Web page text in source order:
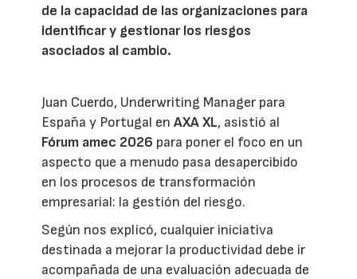
de la capacidad de las organizaciones para
identificar y gestionar los riesgos
asociados al cambio.
Juan Cuerdo, Underwriting Manager para
España y Portugal enAXA XL, asistió al
Fórum amec 2026 para poner el foco en un
aspecto que a menudo pasa desapercibido
en los procesos de transformación
empresarial: la gestión del riesgo.
Según nos explicó, cualquier iniciativa
destinada a mejorar la productividad debe ir
acompañada de una evaluación adecuada de